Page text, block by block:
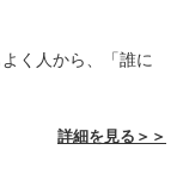
く人から、「誰に
詳細を見る＞＞